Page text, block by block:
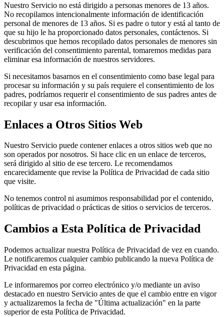
Nuestro Servicio no está dirigido a personas menores de 13 años.
No recopilamos intencionalmente información de identificación
personal de menores de 13 años. Si es padre o tutor y está al tanto de
que su hijo le ha proporcionado datos personales, contáctenos. Si
descubrimos que hemos recopilado datos personales de menores sin
verificación del consentimiento parental, tomaremos medidas para
eliminar esa información de nuestros servidores.
Si necesitamos basarnos en el consentimiento como base legal para
procesar su información y su país requiere el consentimiento de los
padres, podríamos requerir el consentimiento de sus padres antes de
recopilar y usar esa información.
Enlaces a Otros Sitios Web
Nuestro Servicio puede contener enlaces a otros sitios web que no
son operados por nosotros. Si hace clic en un enlace de terceros,
será dirigido al sitio de ese tercero. Le recomendamos
encarecidamente que revise la Política de Privacidad de cada sitio
que visite.
No tenemos control ni asumimos responsabilidad por el contenido,
políticas de privacidad o prácticas de sitios o servicios de terceros.
Cambios a Esta Política de Privacidad
Podemos actualizar nuestra Política de Privacidad de vez en cuando.
Le notificaremos cualquier cambio publicando la nueva Política de
Privacidad en esta página.
Le informaremos por correo electrónico y/o mediante un aviso
destacado en nuestro Servicio antes de que el cambio entre en vigor
y actualizaremos la fecha de "Última actualización" en la parte
superior de esta Política de Privacidad.